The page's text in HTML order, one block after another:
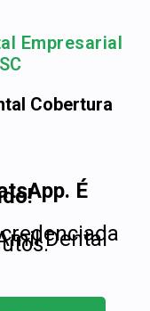
Empresarial
Cobertura
É
Dental